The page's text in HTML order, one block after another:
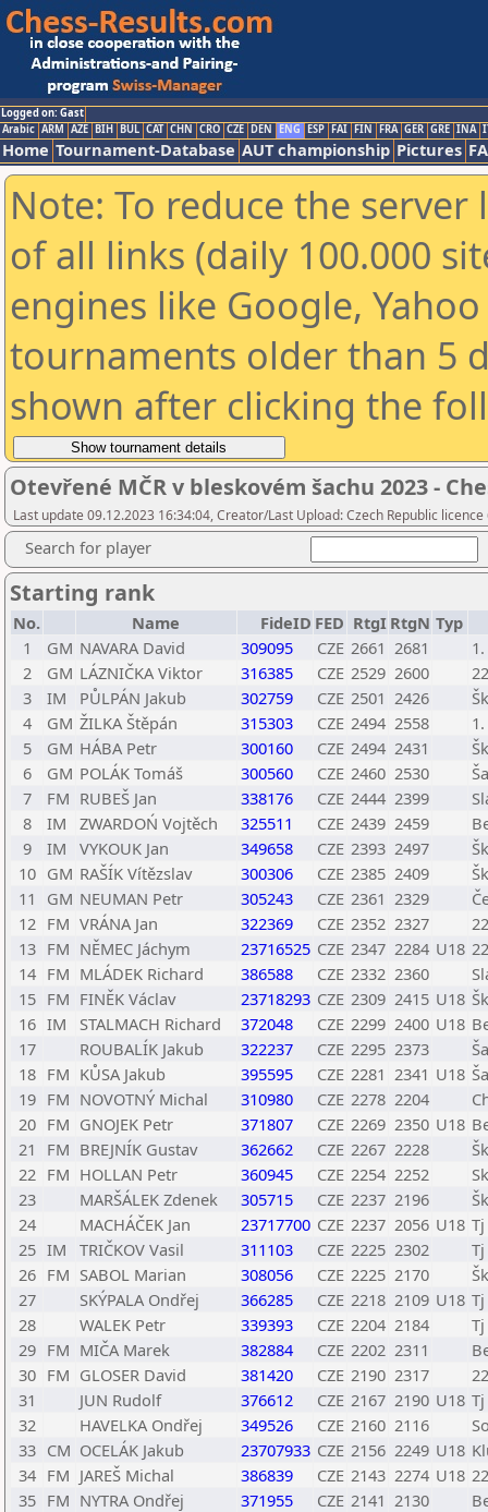
Logged on: Gast
Arabic ARM AZE BIH BUL CAT CHN CRO CZE DEN ENG ESP FAI FIN FRA GER GRE INA
Home Tournament-Database AUT championship Pictures
Note: To reduce the
of all links (daily 100.000
engines like Google,
tournaments older than 5
shown after clicking the
Otevřené MČR v bleskovém šachu 2023 -
Last update 09.12.2023 16:34:04, Creator/Last Upload: Czech Republic licence
Search for player
Starting rank
No. Name FideID FED RtgI RtgN Typ
1
GM NAVARA David 309095 CZE 2661 2681
2
GM LÁZNIČKA Viktor 316385 CZE 2529 2600
3
IM PŮLPÁN Jakub 302759 CZE 2501 2426
4
GM ŽILKA Štěpán 315303 CZE 2494 2558
5
GM HÁBA Petr 300160 CZE 2494 2431
6
GM POLÁK Tomáš 300560 CZE 2460 2530
7
FM RUBEŠ Jan 338176 CZE 2444 2399
8
IM ZWARDOŃ Vojtěch 325511 CZE 2439 2459
9
IM VYKOUK Jan 349658 CZE 2393 2497
10 GM RAŠÍK Vítězslav 300306 CZE 2385 2409
11
GM NEUMAN Petr 305243 CZE 2361 2329
12 FM VRÁNA Jan 322369 CZE 2352 2327
13 FM NĚMEC Jáchym 23716525 CZE 2347 2284 U18
14 FM MLÁDEK Richard 386588 CZE 2332 2360
15 FM FINĚK Václav 23718293 CZE 2309 2415 U18
16 IM STALMACH Richard 372048 CZE 2299 2400 U18
17
ROUBALÍK Jakub 322237 CZE 2295 2373
18 FM KŮSA Jakub 395595 CZE 2281 2341 U18
19 FM NOVOTNÝ Michal 310980 CZE 2278 2204
20 FM GNOJEK Petr 371807 CZE 2269 2350 U18
21
FM BREJNÍK Gustav 362662 CZE 2267 2228
22 FM HOLLAN Petr 360945 CZE 2254 2252
23
MARŠÁLEK Zdenek 305715 CZE 2237 2196
24
MACHÁČEK Jan 23717700 CZE 2237 2056 U18
25 IM TRIČKOV Vasil 311103 CZE 2225 2302
26 FM SABOL Marian 308056 CZE 2225 2170
27
SKÝPALA Ondřej 366285 CZE 2218 2109 U18
28
WALEK Petr 339393 CZE 2204 2184
29 FM MIČA Marek 382884 CZE 2202 2311
30 FM GLOSER David 381420 CZE 2190 2317
31
JUN Rudolf 376612 CZE 2167 2190 U18
32
HAVELKA Ondřej 349526 CZE 2160 2116
33 CM OCELÁK Jakub 23707933 CZE 2156 2249 U18
34 FM JAREŠ Michal 386839 CZE 2143 2274 U18
35 FM NYTRA Ondřej 371955 CZE 2141 2130